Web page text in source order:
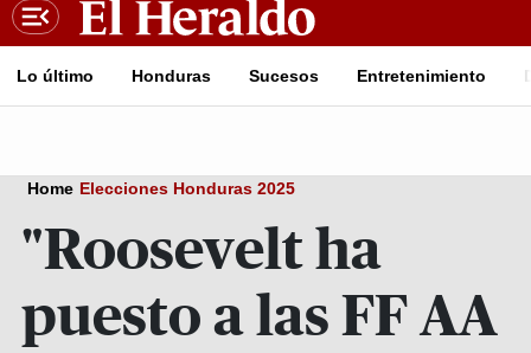
Lo último Honduras Sucesos Entretenimiento
Home Elecciones Honduras 2025
"Roosevelt ha
puesto a las FF AA